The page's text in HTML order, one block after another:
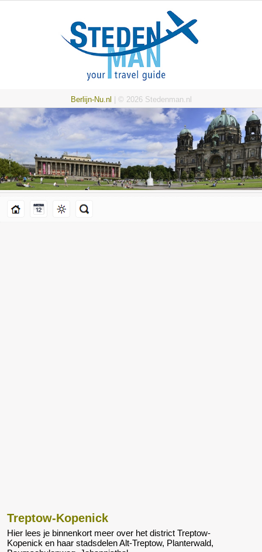
Berlijn-Nu.nl | © 2026 Stedenman.nl
Treptow-Kopenick
Hier lees je binnenkort meer over het district Treptow-
Kopenick en haar stadsdelen Alt-Treptow, Planterwald,